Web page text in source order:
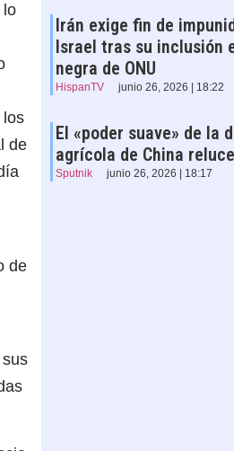
lo
los
de
de
Irán exige fin de
Israel tras su inclusión
negra de ONU
HispanTV junio 26, 2026 | 18:22
El «poder suave» de la
agrícola de China
Sputnik junio 26, 2026 | 18:17